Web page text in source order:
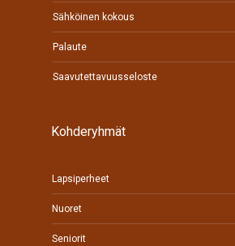
Sähköinen kokous
Palaute
Saavutettavuusseloste
Kohderyhmät
Lapsiperheet
Nuoret
Seniorit